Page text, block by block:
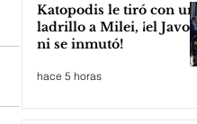
Katopodis le tiró con un
ladrillo a Milei, ¡el Javo
ni se inmutó!
hace 5 horas